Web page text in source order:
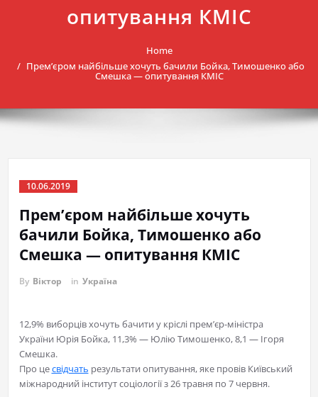
опитування КМІС
Home
Прем’єром найбільше хочуть бачили Бойка, Тимошенко або
Смешка — опитування КМІС
10.06.2019
Прем’єром найбільше хочуть
бачили Бойка, Тимошенко або
Смешка — опитування КМІС
By Віктор in Україна
12,9% виборців хочуть бачити у кріслі прем’єр-міністра
України Юрія Бойка, 11,3% — Юлію Тимошенко, 8,1 — Ігоря
Смешка.
Про цесвідчать результати опитування, яке провів Київський
міжнародний інститут соціології з 26 травня по 7 червня.